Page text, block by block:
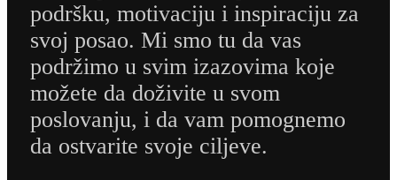
podršku, motivaciju i inspiraciju za
svoj posao. Mi smo tu da vas
podržimo u svim izazovima koje
možete da doživite u svom
poslovanju, i da vam pomognemo
da ostvarite svoje ciljeve.